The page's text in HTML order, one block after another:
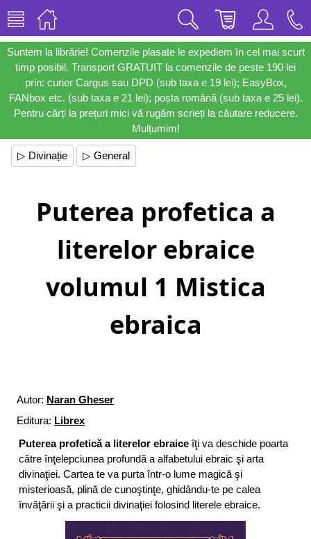
Suntem la librărie! Comenzile plasate le expediem în cel mai scurt
timp posibil. Transport GRATUIT la comenzile de peste 190 lei
prin: curier Cargus sau DPD (sub taxa e 19 lei); EasyBox,
FANbox etc. (sub taxa e 21 lei); poșta română (sub taxa e 25 lei).
Pentru cărți la prețuri mici vă rugăm scrieți la căutare reducere.
Mulțumim!
▷ Divinație ▷ General
Puterea profetica a
literelor ebraice
volumul 1 Mistica
ebraica
Autor: Naran Gheser
Editura: Librex
Puterea profetică a literelor ebraiceîţi va deschide poarta
către înţelepciunea profundă a alfabetului ebraic şi arta
divinaţiei. Cartea te va purta într-o lume magică şi
misterioasă, plină de cunoştinţe, ghidându-te pe calea
învăţării şi a practicii divinaţiei folosind literele ebraice.